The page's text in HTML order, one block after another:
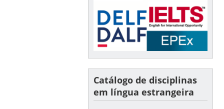
Catálogo de disciplinas
em língua estrangeira